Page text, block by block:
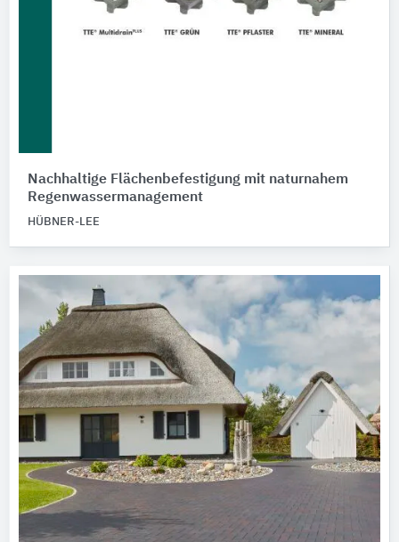
Nachhaltige Flächenbefestigung mit naturnahem
Regenwassermanagement
HÜBNER-LEE